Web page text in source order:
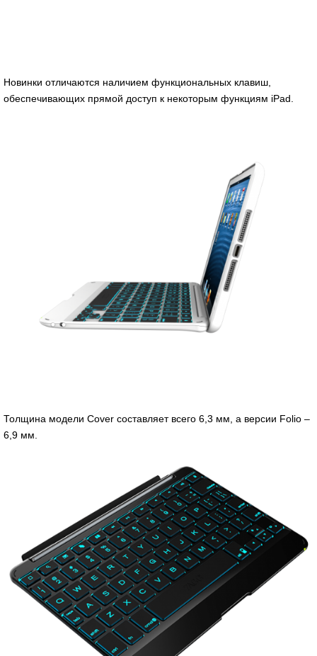
Новинки отличаются наличием функциональных клавиш,
обеспечивающих прямой доступ к некоторым функциям iPad.
Толщина модели Cover составляет всего 6,3 мм, а версии Folio –
6,9 мм.